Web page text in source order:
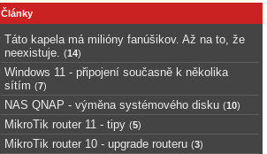
Články
Táto kapela má milióny fanúšikov. Až na to, že
neexistuje.
(14)
Windows 11 - připojení současně k několika
sítím (7)
NAS QNAP - výměna systémového disku (10)
MikroTik router 11 - tipy (5)
MikroTik router 10 - upgrade routeru (3)